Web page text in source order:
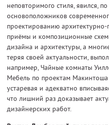
неповторимого стиля, явился,
основоположников
проектированию
приёмы и композиционные
дизайна и архитектуры, а
теряя своей актуальности,
например, Чайные комнаты
Мебель по проектам Макинтоша
устаревая и адекватно
что лишний раз доказывает
дизайнерских работ.